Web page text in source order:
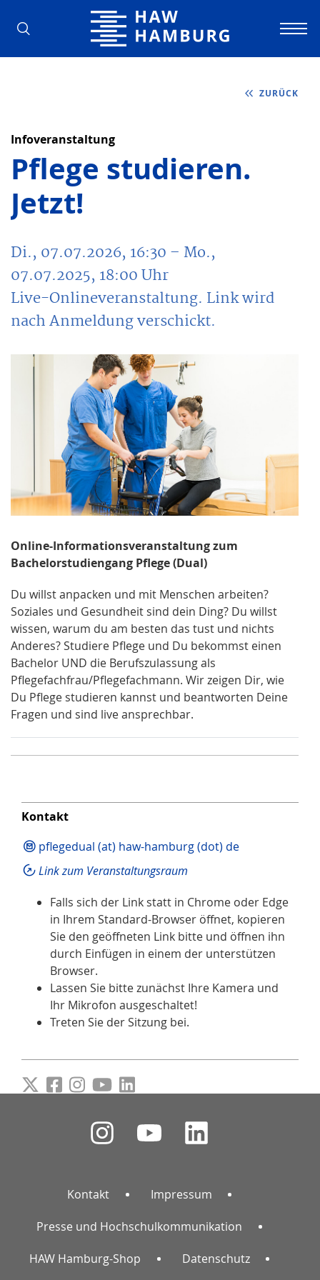
Hochschule für Angewandte
ZURÜCK
Infoveranstaltung
Pflege studieren.
Jetzt!
Di., 07.07.2026, 16:30 – Mo.,
07.07.2025, 18:00Uhr
Live-Onlineveranstaltung. Link wird
nach Anmeldung verschickt.
Online-Informationsveranstaltung zum
Bachelorstudiengang Pflege (Dual)
Du willst anpacken und mit Menschen arbeiten?
Soziales und Gesundheit sind dein Ding? Du willst
wissen, warum du am besten das tust und nichts
Anderes? Studiere Pflege und Du bekommst einen
Bachelor UND die Berufszulassung als
Pflegefachfrau/Pflegefachmann. Wir zeigen Dir, wie
Du Pflege studieren kannst und beantworten Deine
Fragen und sind live ansprechbar.
Kontakt
pflegedual (at) haw-hamburg (dot) de
Link zum Veranstaltungsraum
Falls sich der Link statt in Chrome oder Edge
in Ihrem Standard-Browser öffnet, kopieren
Sie den geöffneten Link bitte und öffnen ihn
durch Einfügen in einem der unterstützen
Browser.
Lassen Sie bitte zunächst Ihre Kamera und
Ihr Mikrofon ausgeschaltet!
Treten Sie der Sitzung bei.
Kontakt Impressum
Presse und Hochschulkommunikation
HAW Hamburg-Shop Datenschutz